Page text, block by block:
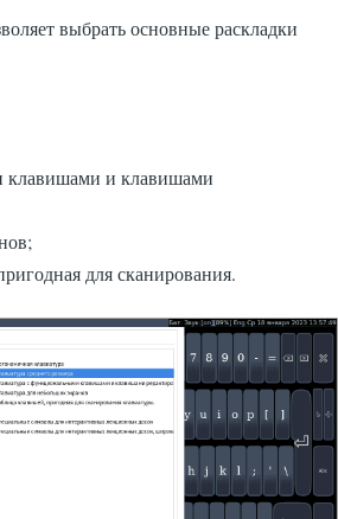
выбрать основные раскладки
клавишами и клавишами
для сканирования.